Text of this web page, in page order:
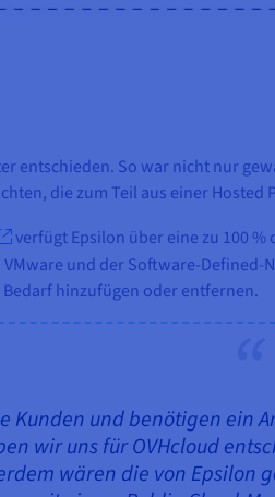
entschieden. So war nicht nur
die zum Teil aus einer Hosted
verfügt Epsilon über eine zu 100
und der Software-Defined-
hinzufügen oder entfernen.
Kunden und benötigen ein
wir uns für OVHcloud
wären die von Epsilon